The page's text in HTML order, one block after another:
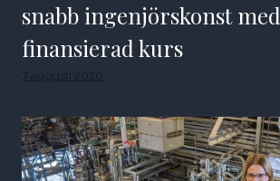
snabb ingenjörskonst med
finansierad kurs
7 augusti 2026